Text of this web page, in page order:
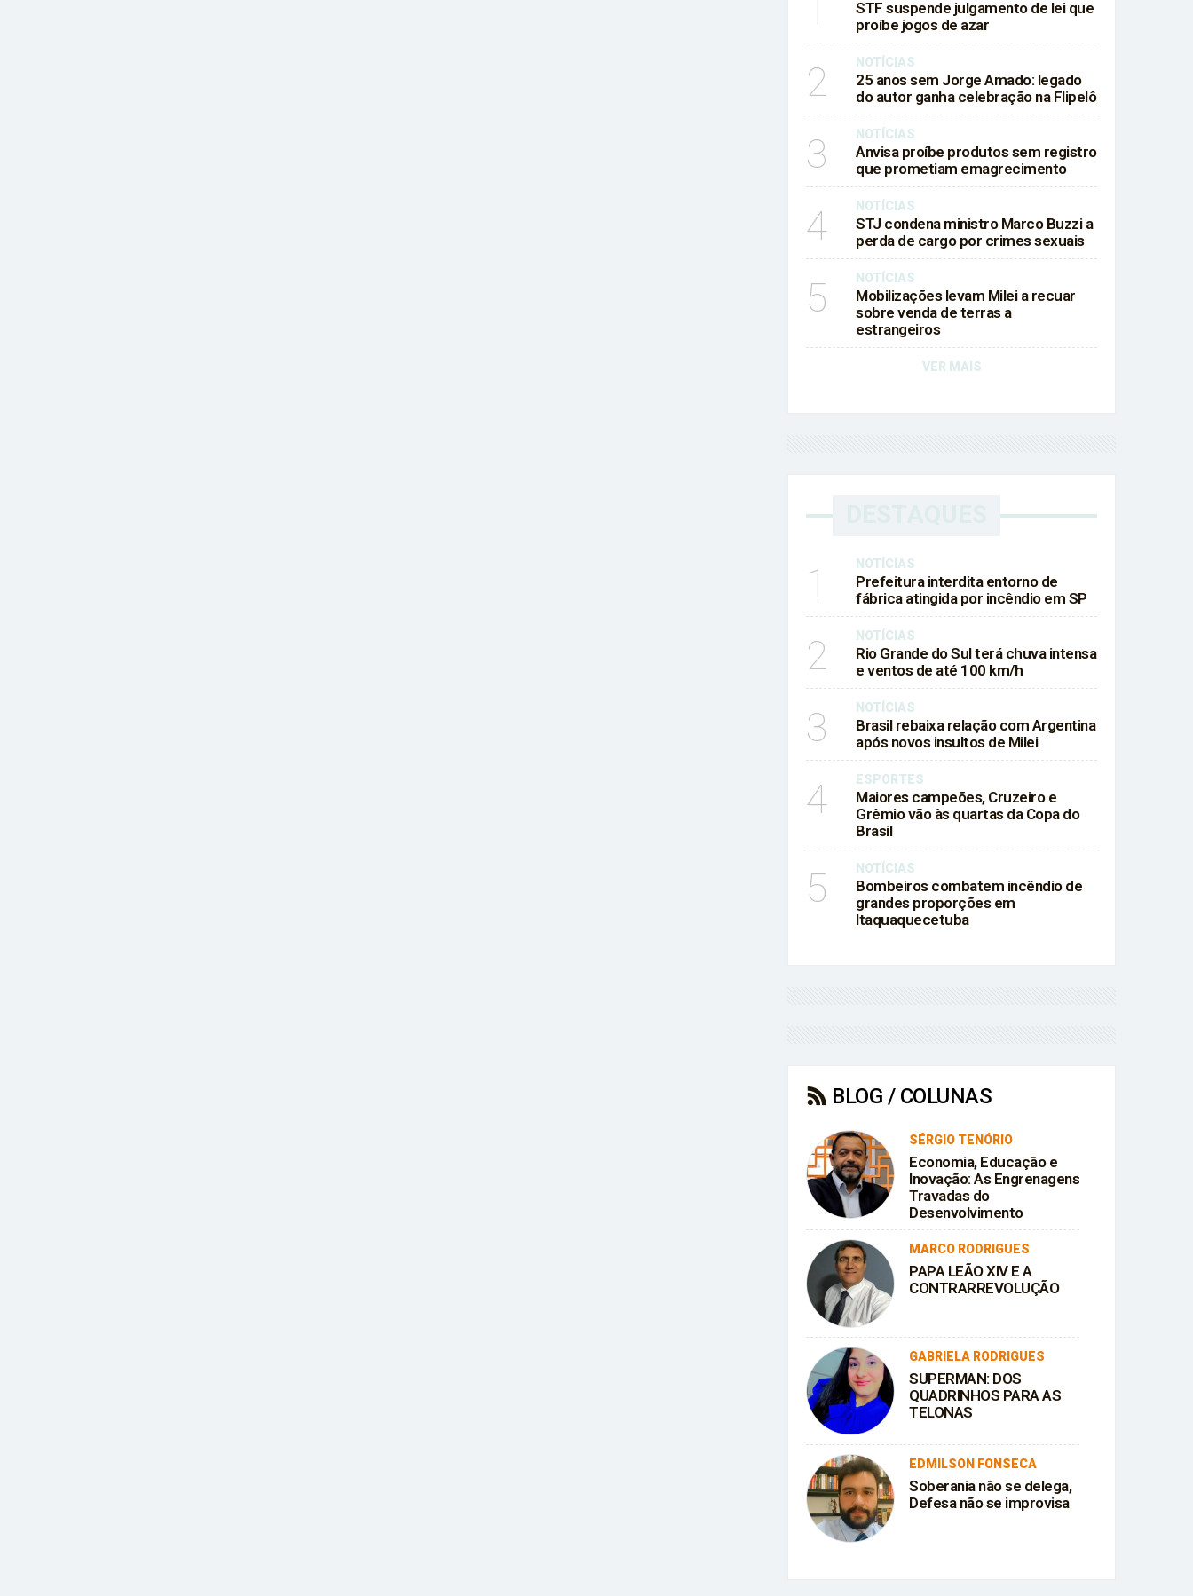
1
STF suspende julgamento de lei que
proíbe jogos de azar
2 NOTÍCIAS
25 anos sem Jorge Amado: legado
do autor ganha celebração na Flipelô
3 NOTÍCIAS
Anvisa proíbe produtos sem registro
que prometiam emagrecimento
4 NOTÍCIAS
STJ condena ministro Marco Buzzi a
perda de cargo por crimes sexuais
5 NOTÍCIAS
Mobilizações levam Milei a recuar
sobre venda de terras a
estrangeiros
VER MAIS
1 NOTÍCIAS
Prefeitura interdita entorno de
fábrica atingida por incêndio em SP
2 NOTÍCIAS
Rio Grande do Sul terá chuva intensa
e ventos de até 100 km/h
3 NOTÍCIAS
Brasil rebaixa relação com Argentina
após novos insultos de Milei
4 ESPORTES
Maiores campeões, Cruzeiro e
Grêmio vão às quartas da Copa do
Brasil
5 NOTÍCIAS
Bombeiros combatem incêndio de
grandes proporções em
Itaquaquecetuba
BLOG / COLUNAS
SÉRGIO TENÓRIO
Economia, Educação e
Inovação: As Engrenagens
Travadas do
Desenvolvimento
MARCO RODRIGUES
PAPA LEÃO XIV E A
CONTRARREVOLUÇÃO
GABRIELA RODRIGUES
SUPERMAN: DOS
QUADRINHOS PARA AS
TELONAS
EDMILSON FONSECA
Soberania não se delega,
Defesa não se improvisa